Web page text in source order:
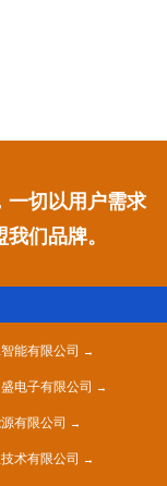
一切以用户需求
们品牌。
能有限公司
电子有限公司
有限公司
术有限公司